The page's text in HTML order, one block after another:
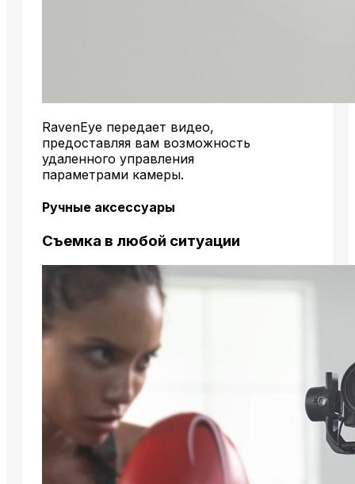
RavenEye передает видео,
предоставляя вам возможность
удаленного управления
параметрами камеры.
Ручные аксессуары
Съемка в любой ситуации